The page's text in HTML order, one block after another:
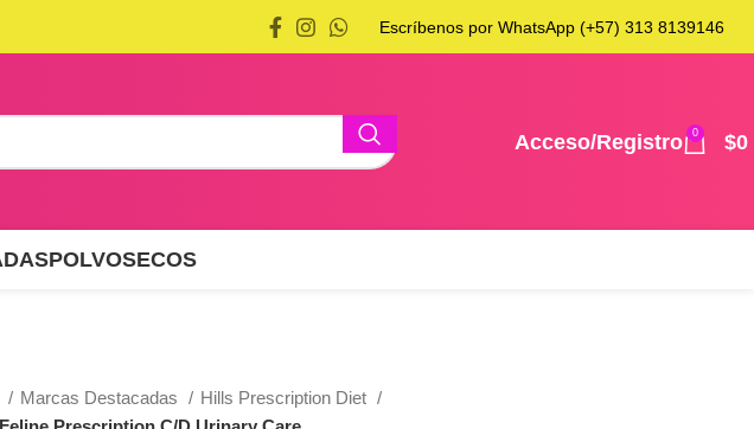
Escríbenos por WhatsApp (+57) 313 8139146
Acceso/Registro 0 $0
POLVOSECOS
Marcas Destacadas
Hills Prescription Diet